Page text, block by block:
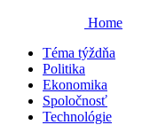
Home
Téma týždňa
Politika
Ekonomika
Spoločnosť
Technológie